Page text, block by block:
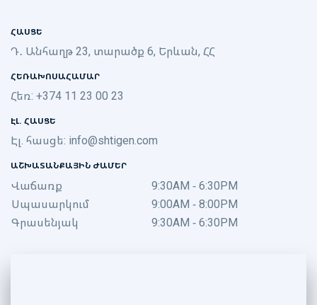
ՀԱՍՑԵ
Դ․ Անհաղթ 23, տարածք 6, Երևան, ՀՀ
ՀԵՌԱԽՈՍԱՀԱՄԱՐ
Հեռ: +374 11 23 00 23
ԷԼ. ՀԱՍՑԵ
Էլ. հասցե: info@shtigen.com
ԱՇԽԱՏԱՆՔԱՅԻՆ ԺԱՄԵՐ
Վաճառք
9:30AM - 6:30PM
Սպասարկում
9:00AM - 8:00PM
Գրասենյակ
9:30AM - 6:30PM